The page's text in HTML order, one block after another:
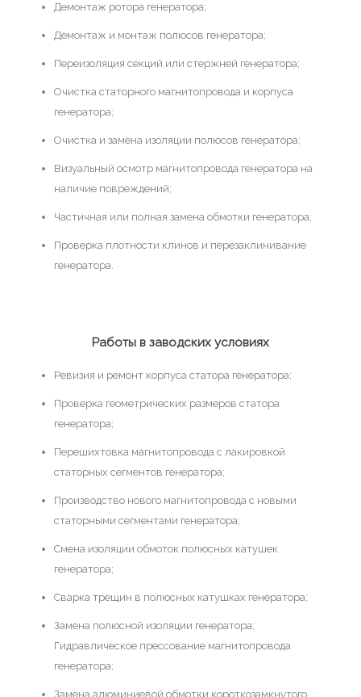
Демонтаж ротора генератора;
Демонтаж и монтаж полюсов генератора;
Переизоляция секций или стержней генератора;
Очистка статорного магнитопровода и корпуса
генератора;
Очистка и замена изоляции полюсов генератора;
Визуальный осмотр магнитопровода генератора на
наличие повреждений;
Частичная или полная замена обмотки генератора;
Проверка плотности клинов и перезаклинивание
генератора.
Работы в заводских условиях
Ревизия и ремонт корпуса статора генератора;
Проверка геометрических размеров статора
генератора;
Перешихтовка магнитопровода с лакировкой
статорных сегментов генератора;
Производство нового магнитопровода с новыми
статорными сегментами генератора;
Смена изоляции обмоток полюсных катушек
генератора;
Сварка трещин в полюсных катушках генератора;
Замена полюсной изоляции генератора;
Гидравлическое прессование магнитопровода
генератора;
Замена алюминиевой обмотки короткозамкнутого